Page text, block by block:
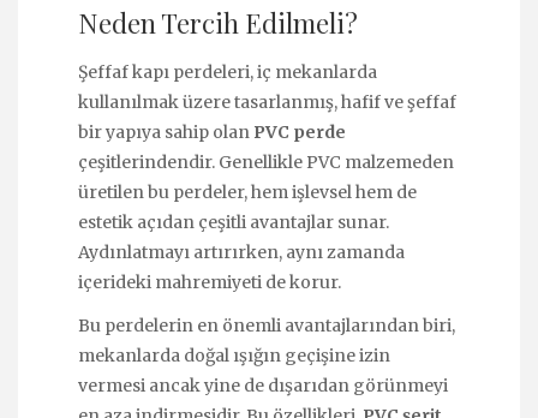
Neden Tercih Edilmeli?
Şeffaf kapı perdeleri, iç mekanlarda
kullanılmak üzere tasarlanmış, hafif ve şeffaf
bir yapıya sahip olan PVC perde
çeşitlerindendir. Genellikle PVC malzemeden
üretilen bu perdeler, hem işlevsel hem de
estetik açıdan çeşitli avantajlar sunar.
Aydınlatmayı artırırken, aynı zamanda
içerideki mahremiyeti de korur.
Bu perdelerin en önemli avantajlarından biri,
mekanlarda doğal ışığın geçişine izin
vermesi ancak yine de dışarıdan görünmeyi